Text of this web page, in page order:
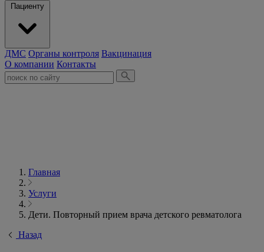
Пациенту
ДМС Органы контроля Вакцинация
О компании Контакты
Главная
Услуги
Дети. Повторный прием врача детского ревматолога
Назад